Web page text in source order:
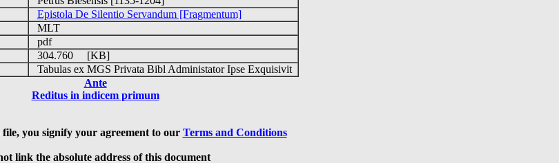
Epistola De Silentio Servandum [Fragmentum]
MLT
pdf
304.760 [KB]
Tabulas ex MGS Privata Bibl Administator Ipse Exquisivit
Ante
Reditus in indicem primum
you signify your agreement to our Terms and Conditions
link the absolute address of this document